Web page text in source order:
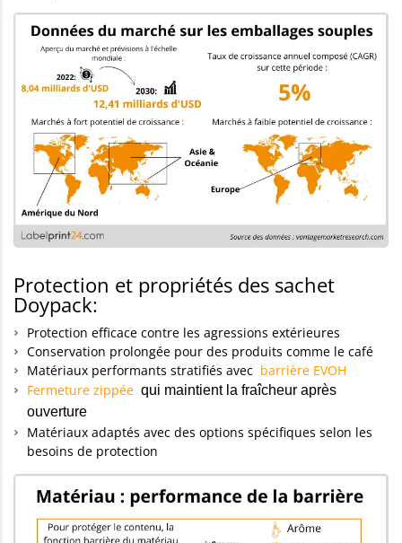
Protection et propriétés des sachet
Doypack:
Protection efficace contre les agressions extérieures
Conservation prolongée pour des produits comme le café
Matériaux performants stratifiés avec barrière EVOH
Fermeture zippée qui maintient la fraîcheur après
ouverture
Matériaux adaptés avec des options spécifiques selon les
besoins de protection